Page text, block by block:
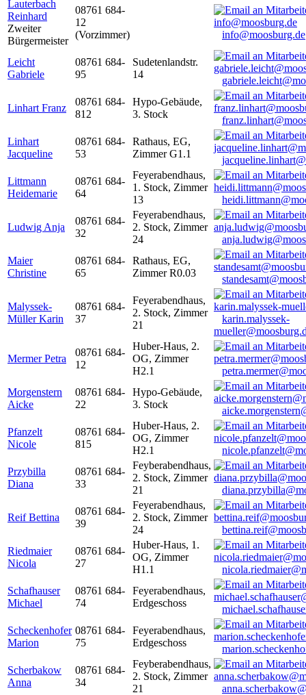
Lauterbach
Reinhard
Zweiter
Bürgermeister
08761 684-
12
(Vorzimmer)
info@moosburg.de
Leicht
Gabriele
08761 684-
95
Sudetenlandstr.
14
Linhart Franz
08761 684-
812
Hypo-Gebäude,
3. Stock
Linhart
Jacqueline
08761 684-
53
Rathaus, EG,
Zimmer G1.1
Littmann
Heidemarie
08761 684-
64
Feyerabendhaus,
1. Stock, Zimmer
13
Ludwig Anja
08761 684-
32
Feyerabendhaus,
2. Stock, Zimmer
24
Maier
Christine
08761 684-
65
Rathaus, EG,
Zimmer R0.03
Malyssek-
Müller Karin
08761 684-
37
Feyerabendhaus,
2. Stock, Zimmer
21
karin.malyssek-
Mermer Petra
08761 684-
12
Huber-Haus, 2.
OG, Zimmer
H2.1
Morgenstern
Aicke
08761 684-
22
Hypo-Gebäude,
3. Stock
Pfanzelt
Nicole
08761 684-
815
Huber-Haus, 2.
OG, Zimmer
H2.1
Przybilla
Diana
08761 684-
33
Feyberabendhaus,
2. Stock, Zimmer
21
Reif Bettina
08761 684-
39
Feyerabendhaus,
2. Stock, Zimmer
24
Riedmaier
Nicola
08761 684-
27
Huber-Haus, 1.
OG, Zimmer
H1.1
Schafhauser
Michael
08761 684-
74
Feyerabendhaus,
Erdgeschoss
Scheckenhofer
Marion
08761 684-
75
Feyerabendhaus,
Erdgeschoss
Scherbakow
Anna
08761 684-
34
Feyberabendhaus,
2. Stock, Zimmer
21